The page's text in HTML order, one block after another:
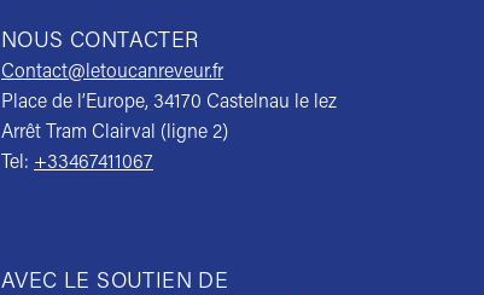
NOUS CONTACTER
Contact@letoucanreveur.fr
Place de l’Europe, 34170 Castelnau le lez
Arrêt Tram Clairval (ligne 2)
Tel: +33467411067
AVEC LE SOUTIEN DE